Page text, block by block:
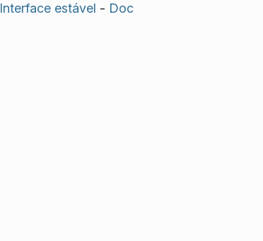
Interface estável - Doc